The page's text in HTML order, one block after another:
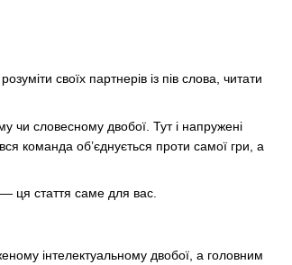
своїх партнерів із пів слова, читати
чи словесному двобої. Тут і напружені
команда об’єднується проти самої гри, а
— ця стаття саме для вас.
інтелектуальному двобої, а головним